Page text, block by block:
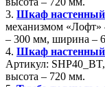
3. Шкаф
механизмом «Лофт»
– 300 мм, ширина –
4. Шкаф настенный
Артикул:
высота – 720 мм.